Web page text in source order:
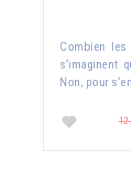
Combien
s’imaginent
Non, pour